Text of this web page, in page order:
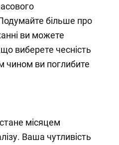
більше про
ви можете
виберете чесність
чином ви поглибите
місяцем
Ваша чутливість